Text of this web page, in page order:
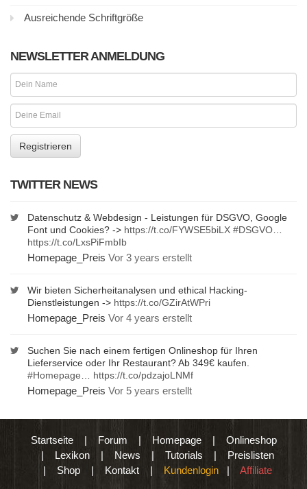
Ausreichende Schriftgröße
NEWSLETTER ANMELDUNG
TWITTER NEWS
Datenschutz & Webdesign - Leistungen für DSGVO, Google
Font und Cookies? -> https://t.co/FYWSE5biLX #DSGVO
https://t.co/LxsPiFmbIb
Homepage_Preis Vor 3 years erstellt
Wir bieten Sicherheitanalysen und ethical Hacking-
Dienstleistungen -> https://t.co/GZirAtWPri
Homepage_Preis Vor 4 years erstellt
Suchen Sie nach einem fertigen Onlineshop für Ihren
Lieferservice oder Ihr Restaurant? Ab 349€ kaufen.
#Homepage
https://t.co/pdzajoLNMf
Homepage_Preis Vor 5 years erstellt
Startseite| Forum | Homepage| Onlineshop
| Lexikon | News | Tutorials | Preislisten
| Shop | Kontakt | Kundenlogin | Affiliate